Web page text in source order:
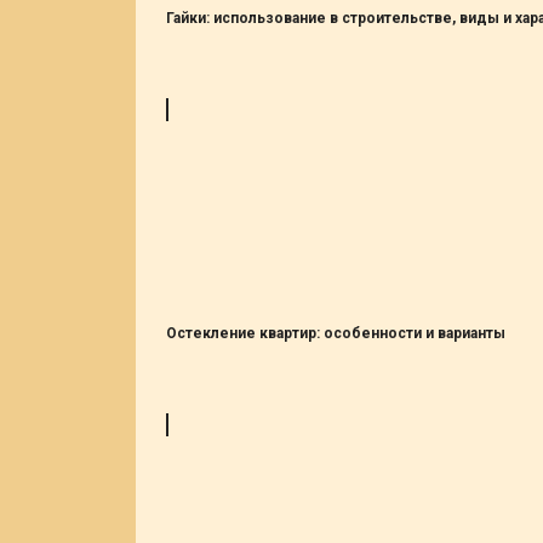
Гайки: использование в строительстве, виды и
Остекление квартир: особенности и варианты